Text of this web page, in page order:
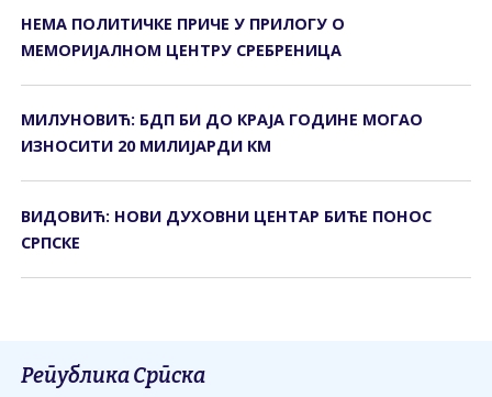
НЕМА ПОЛИТИЧКЕ ПРИЧЕ У ПРИЛОГУ О
МЕМОРИЈАЛНОМ ЦЕНТРУ СРЕБРЕНИЦА
МИЛУНОВИЋ: БДП БИ ДО КРАЈА ГОДИНЕ МОГАО
ИЗНОСИТИ 20 МИЛИЈАРДИ КМ
ВИДОВИЋ: НОВИ ДУХОВНИ ЦЕНТАР БИЋЕ ПОНОС
СРПСКЕ
Република Српска